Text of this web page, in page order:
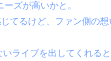
ズが高いかと。
てるけど、ファン側の
ライブを出してくれる